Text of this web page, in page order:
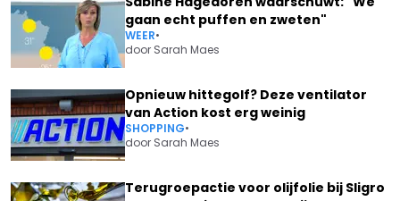
gaan echt puffen en zweten"
WEER•
door Sarah Maes
Opnieuw hittegolf? Deze ventilator
van Action kost erg weinig
SHOPPING•
door Sarah Maes
Terugroepactie voor olijfolie bij Sligro